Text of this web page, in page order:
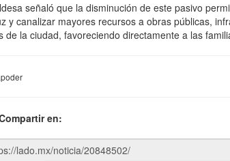
señaló que la disminución de este pasivo
y canalizar mayores recursos a obras públicas,
de la ciudad, favoreciendo directamente a las
en: